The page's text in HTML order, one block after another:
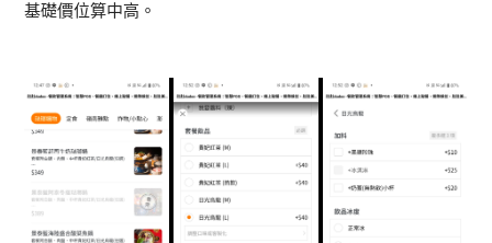
基礎價位算中高。